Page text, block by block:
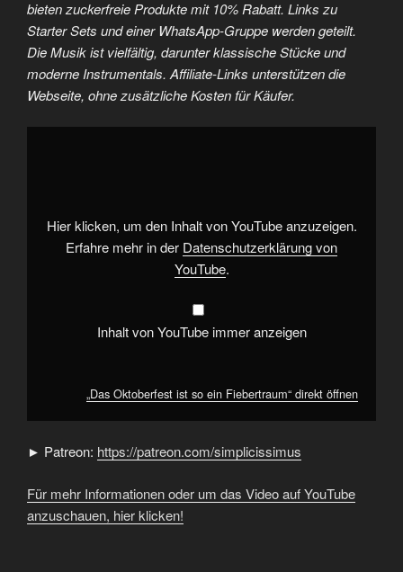
bieten zuckerfreie Produkte mit 10% Rabatt. Links zu
Starter Sets und einer WhatsApp-Gruppe werden geteilt.
Die Musik ist vielfältig, darunter klassische Stücke und
moderne Instrumentals. Affiliate-Links unterstützen die
Webseite, ohne zusätzliche Kosten für Käufer.
„Das
YouTube
anzeigen
Hier klicken, um den Inhalt von YouTube anzuzeigen.
Erfahre mehr in der Datenschutzerklärung von
YouTube.
Inhalt von YouTube immer anzeigen
„Das Oktoberfest ist so ein Fiebertraum“ direkt öffnen
► Patreon: https://patreon.com/simplicissimus
Für mehr Informationen oder um das Video auf YouTube
anzuschauen, hier klicken!